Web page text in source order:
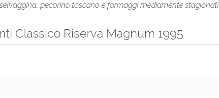
selvaggina, pecorino toscano e formaggi mediamente stagionati
Classico Riserva Magnum 1995